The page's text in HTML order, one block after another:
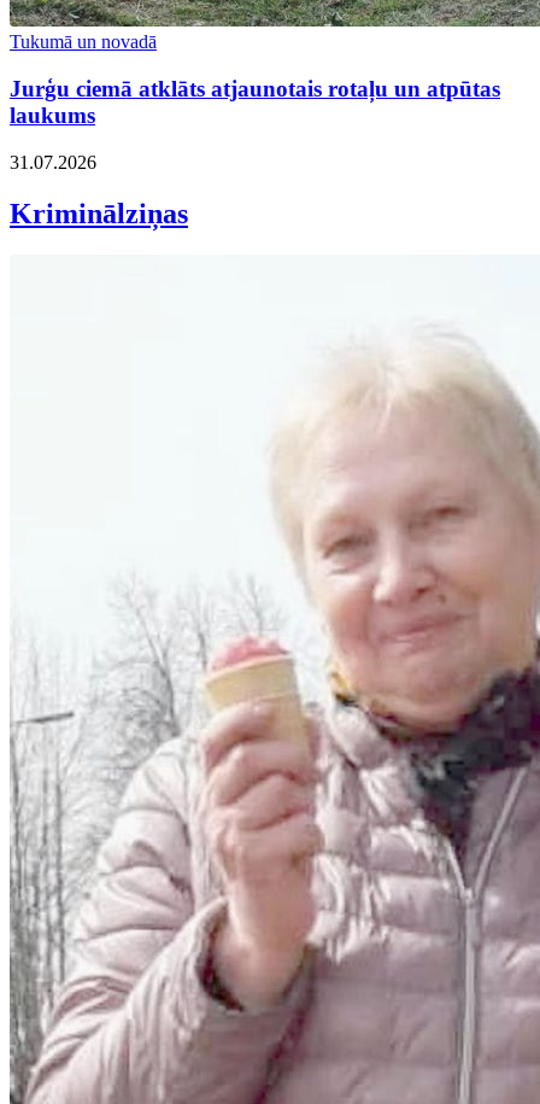
Tukumā un novadā
Jurģu ciemā atklāts atjaunotais rotaļu un atpūtas
laukums
31.07.2026
Kriminālziņas